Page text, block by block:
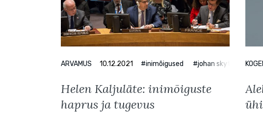
Helen Kaljuläte: inimõiguste
haprus ja tugevus
ARVAMUS 10.12.2021 #inimõigused #johan skytte